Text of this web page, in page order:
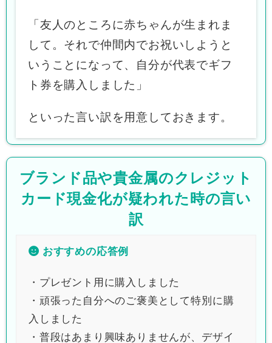
「友人のところに赤ちゃんが生まれま
して。それで仲間内でお祝いしようと
いうことになって、自分が代表でギフ
ト券を購入しました」
といった言い訳を用意しておきます。
ブランド品や貴金属のクレジット
カード現金化が疑われた時の言い
訳
おすすめの応答例
・プレゼント用に購入しました
・頑張った自分へのご褒美として特別に購
入しました
・普段はあまり興味ありませんが、デザイ